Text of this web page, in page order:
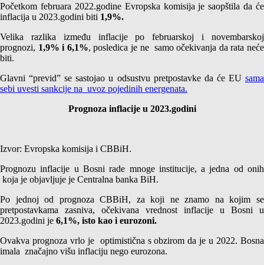
Početkom februara 2022.godine Evropska komisija je saopštila da će
inflacija u 2023.godini biti 1,9%.
Velika razlika između inflacije po februarskoj i novembarskoj
prognozi, 1,9% i 6,1%, posledica je ne samo očekivanja da rata neće
biti.
Glavni “previd” se sastojao u odsustvu pretpostavke da će EU sama
sebi uvesti sankcije na uvoz pojedinih energenata.
Prognoza inflacije u 2023.godini
Izvor: Evropska komisija i CBBiH.
Prognozu inflacije u Bosni rade mnoge institucije, a jedna od onih
koja je objavljuje je Centralna banka BiH.
Po jednoj od prognoza CBBiH, za koji ne znamo na kojim se
pretpostavkama zasniva, očekivana vrednost inflacije u Bosni u
2023.godini je 6,1%, isto kao i eurozoni.
Ovakva prognoza vrlo je optimistična s obzirom da je u 2022. Bosna
imala značajno višu inflaciju nego eurozona.